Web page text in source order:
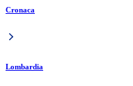
Cronaca
Lombardia